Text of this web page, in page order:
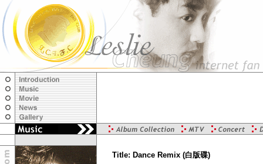
Title: Dance Remix (白版碟)